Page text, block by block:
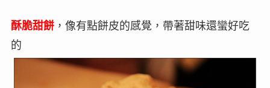
酥脆甜餅，像有點餅皮的感覺，帶著甜味還蠻好吃
的